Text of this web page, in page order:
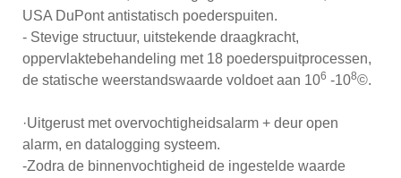
USA DuPont antistatisch poederspuiten.
- Stevige structuur, uitstekende draagkracht,
oppervlaktebehandeling met 18 poederspuitprocessen,
de statische weerstandswaarde voldoet aan 106 -108©.
·Uitgerust met overvochtigheidsalarm + deur open
alarm, en datalogging systeem.
-Zodra de binnenvochtigheid de ingestelde waarde